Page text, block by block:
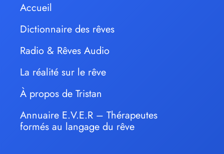
Accueil
Dictionnaire des rêves
Radio & Rêves Audio
La réalité sur le rêve
À propos de Tristan
Annuaire E.V.E.R – Thérapeutes
formés au langage du rêve